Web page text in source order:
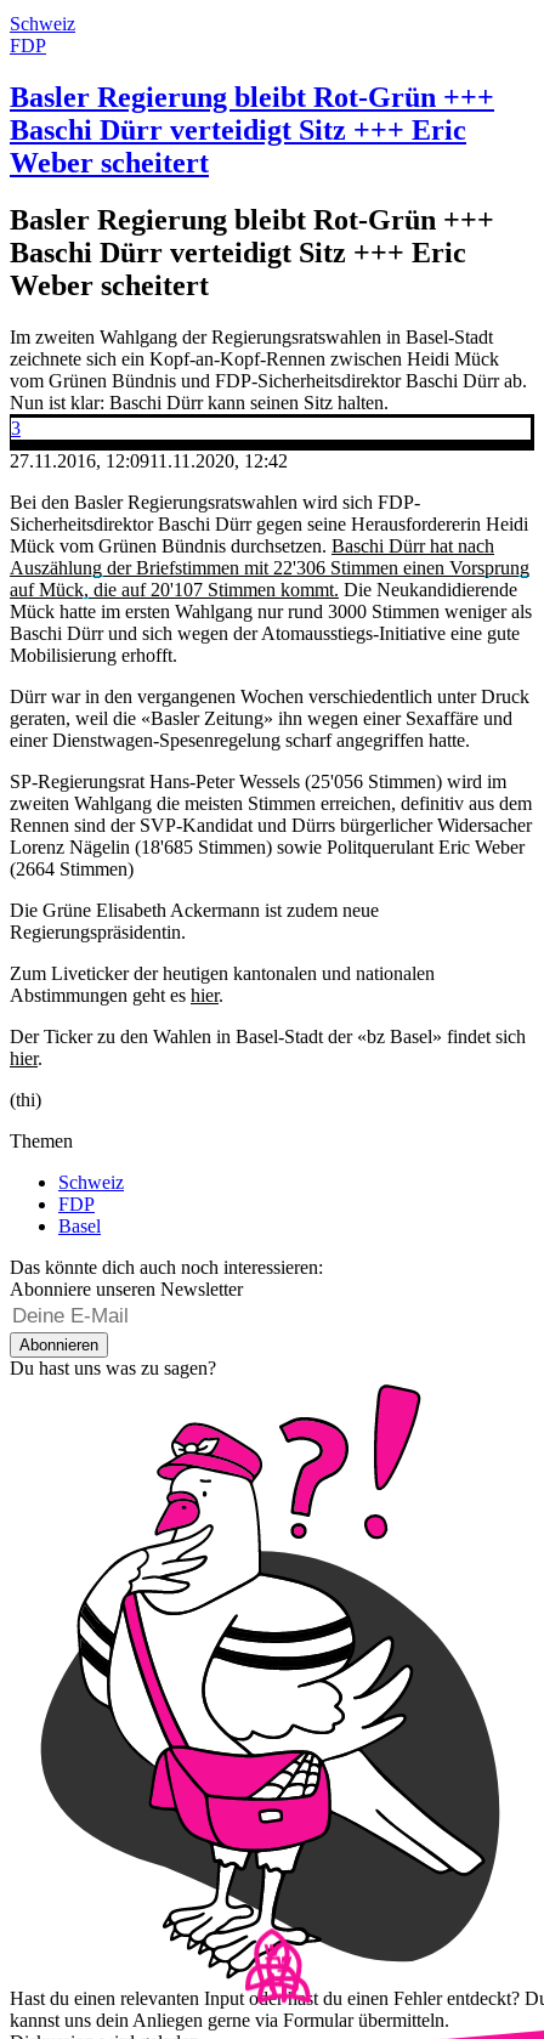
Schweiz
FDP
Basler Regierung bleibt Rot-Grün +++
Baschi Dürr verteidigt Sitz +++ Eric
Weber scheitert
Basler Regierung bleibt Rot-Grün +++
Baschi Dürr verteidigt Sitz +++ Eric
Weber scheitert
Im zweiten Wahlgang der Regierungsratswahlen in Basel-Stadt
zeichnete sich ein Kopf-an-Kopf-Rennen zwischen Heidi Mück
vom Grünen Bündnis und FDP-Sicherheitsdirektor Baschi Dürr ab.
Nun ist klar: Baschi Dürr kann seinen Sitz halten.
3
27.11.2016, 12:0911.11.2020, 12:42
Bei den Basler Regierungsratswahlen wird sich FDP-
Sicherheitsdirektor Baschi Dürr gegen seine Herausfordererin Heidi
Mück vom Grünen Bündnis durchsetzen. Baschi Dürr hat nach
Auszählung der Briefstimmen mit 22'306 Stimmen einen Vorsprung
auf Mück, die auf 20'107 Stimmen kommt. Die Neukandidierende
Mück hatte im ersten Wahlgang nur rund 3000 Stimmen weniger als
Baschi Dürr und sich wegen der Atomausstiegs-Initiative eine gute
Mobilisierung erhofft.
Dürr war in den vergangenen Wochen verschiedentlich unter Druck
geraten, weil die «Basler Zeitung» ihn wegen einer Sexaffäre und
einer Dienstwagen-Spesenregelung scharf angegriffen hatte.
SP-Regierungsrat Hans-Peter Wessels (25'056 Stimmen) wird im
zweiten Wahlgang die meisten Stimmen erreichen, definitiv aus dem
Rennen sind der SVP-Kandidat und Dürrs bürgerlicher Widersacher
Lorenz Nägelin (18'685 Stimmen) sowie Politquerulant Eric Weber
(2664 Stimmen)
Die Grüne Elisabeth Ackermann ist zudem neue
Regierungspräsidentin.
Zum Liveticker der heutigen kantonalen und nationalen
Abstimmungen geht es hier.
Der Ticker zu den Wahlen in Basel-Stadt der «bz Basel» findet sich
hier.
(thi)
Themen
Schweiz
FDP
Basel
Das könnte dich auch noch interessieren:
Abonniere unseren Newsletter
Abonnieren
Du hast uns was zu sagen?
Hast du einen relevanten Input oder hast du einen Fehler entdeckt?
kannst uns dein Anliegen gerne via Formular übermitteln.